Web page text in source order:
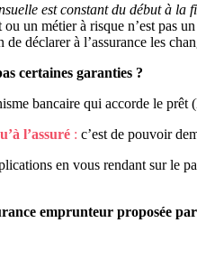
est constant du début à la
un métier à risque n’est pas
de déclarer à l’assurance les
certaines garanties ?
bancaire qui accorde le
l’assuré : c’est de pouvoir
en vous rendant sur le
emprunteur proposée